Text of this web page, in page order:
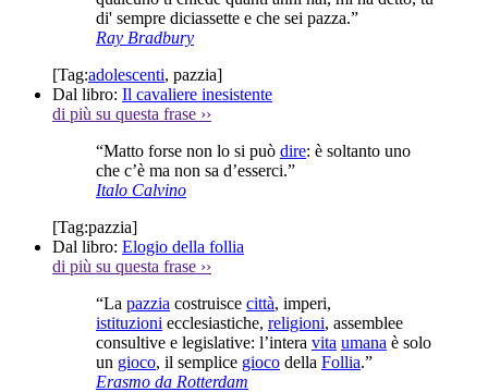
di' sempre diciassette e che sei pazza.”
Ray Bradbury
[Tag:adolescenti, pazzia]
Dal libro: Il cavaliere inesistente
di più su questa frase ››
“Matto forse non lo si può dire: è soltanto uno
che c’è ma non sa d’esserci.”
Italo Calvino
[Tag:pazzia]
Dal libro: Elogio della follia
di più su questa frase ››
“La pazzia costruisce città, imperi,
istituzioni ecclesiastiche, religioni, assemblee
consultive e legislative: l’intera vita umana è solo
un gioco, il semplice gioco della Follia.”
Erasmo da Rotterdam